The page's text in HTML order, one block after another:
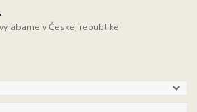
v Českej republike